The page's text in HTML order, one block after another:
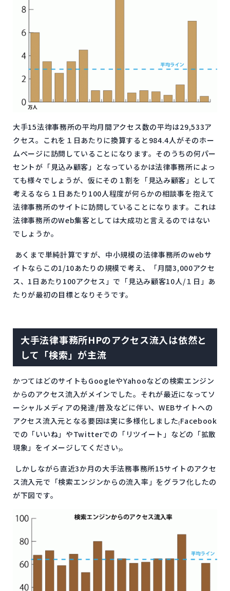
大手15法律事務所の平均月間アクセス数の平均は29,533ア
クセス。これを１日あたりに換算すると984.4人がそのホー
ムページに訪問していることになります。そのうちの何パー
セントが「見込み顧客」となっているかは法律事務所によっ
ても様々でしょうが、仮にその１割を「見込み顧客」として
考えるなら１日あたり100人程度が何らかの相談事を抱えて
法律事務所のサイトに訪問していることになります。これは
法律事務所のWeb集客としては大成功と言えるのではない
でしょうか。
あくまで単純計算ですが、中小規模の法律事務所のwebサ
イトならこの1/10あたりの規模で考え、「月間3,000アクセ
ス、1日あたり100アクセス」で「見込み顧客10人/１日」あ
たりが最初の目標となりそうです。
大手法律事務所HPのアクセス流入は依然と
して「検索」が主流
かつてはどのサイトもGoogleやYahooなどの検索エンジン
からのアクセス流入がメインでした。それが最近になってソ
ーシャルメディアの発達/普及などに伴い、WEBサイトへの
アクセス流入元となる要因は実に多様化しました₍Facebook
での「いいね」やTwitterでの「リツイート」などの「拡散
現象」をイメージしてください₎。
しかしながら直近3か月の大手法務事務所15サイトのアクセ
ス流入元で「検索エンジンからの流入率」をグラフ化したの
が下図です。